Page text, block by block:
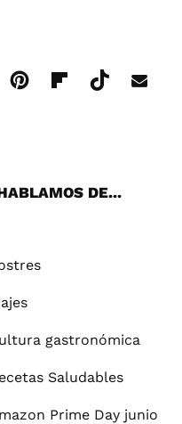
DE...
gastronómica
Saludables
Prime Day junio